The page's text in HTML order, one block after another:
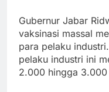
Gubernur Jabar
vaksinasi massal
para pelaku
pelaku industri ini
2.000 hingga